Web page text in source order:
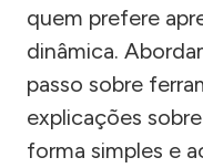
quem prefere
dinâmica.
passo sobre
explicações
forma simples e